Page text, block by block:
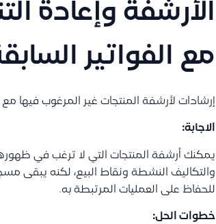
الأرشفة وإعادة
مع الفواتير
إرشادات لأرشفة المنتجات غير المرغوب فيها
الاجابة:
يمكنك أرشفة المنتجات التي لا ترغب في
والتكاليف النشطة ونقاط البيع، لكنه يبقى
للحفاظ على العمليات المرتبطة به.
خطوات الحل: